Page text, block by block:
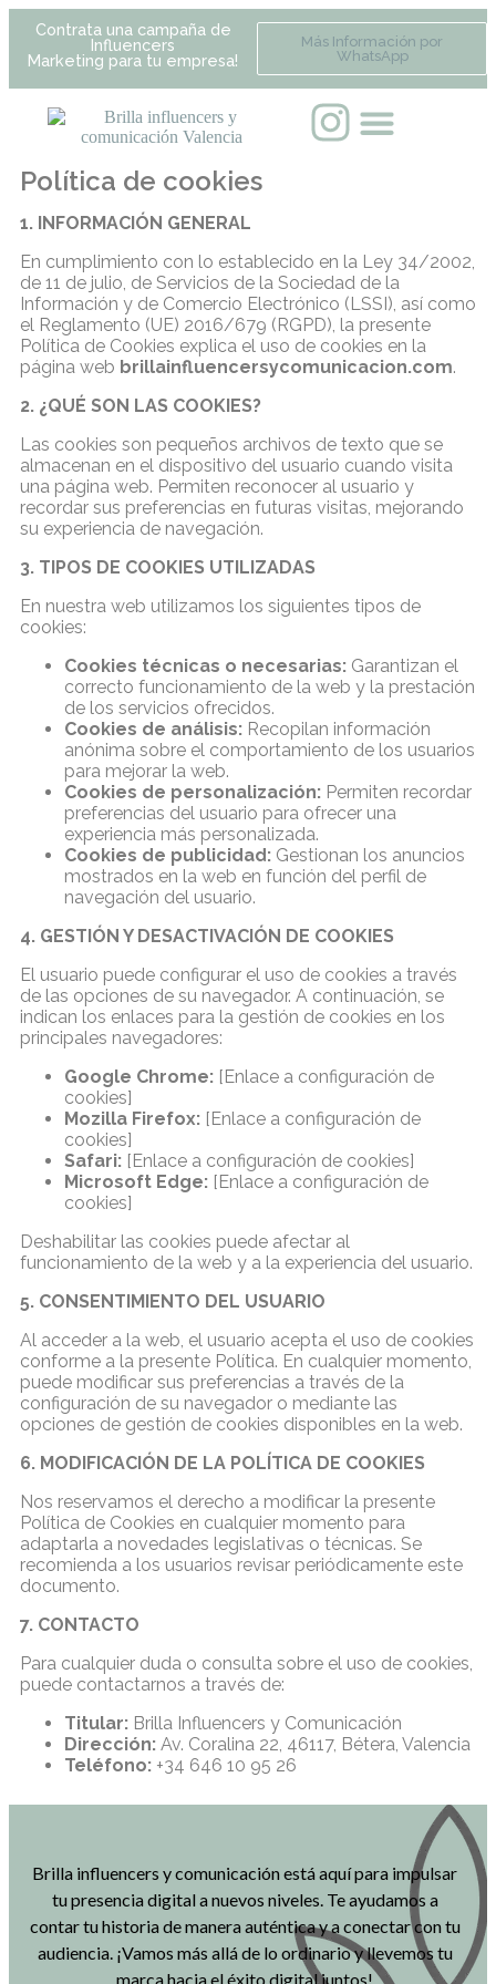
Contrata una campaña de
Influencers
Marketing para tu empresa!
Más Información por
WhatsApp
Política de cookies
1. INFORMACIÓN GENERAL
En cumplimiento con lo establecido en la Ley 34/2002,
de 11 de julio, de Servicios de la Sociedad de la
Información y de Comercio Electrónico (LSSI), así como
el Reglamento (UE) 2016/679 (RGPD), la presente
Política de Cookies explica el uso de cookies en la
página web brillainfluencersycomunicacion.com.
2. ¿QUÉ SON LAS COOKIES?
Las cookies son pequeños archivos de texto que se
almacenan en el dispositivo del usuario cuando visita
una página web. Permiten reconocer al usuario y
recordar sus preferencias en futuras visitas, mejorando
su experiencia de navegación.
3. TIPOS DE COOKIES UTILIZADAS
En nuestra web utilizamos los siguientes tipos de
cookies:
Cookies técnicas o necesarias: Garantizan el
correcto funcionamiento de la web y la prestación
de los servicios ofrecidos.
Cookies de análisis: Recopilan información
anónima sobre el comportamiento de los usuarios
para mejorar la web.
Cookies de personalización: Permiten recordar
preferencias del usuario para ofrecer una
experiencia más personalizada.
Cookies de publicidad: Gestionan los anuncios
mostrados en la web en función del perfil de
navegación del usuario.
4. GESTIÓN Y DESACTIVACIÓN DE COOKIES
El usuario puede configurar el uso de cookies a través
de las opciones de su navegador. A continuación, se
indican los enlaces para la gestión de cookies en los
principales navegadores:
Google Chrome: [Enlace a configuración de
cookies]
Mozilla Firefox: [Enlace a configuración de
cookies]
Safari: [Enlace a configuración de cookies]
Microsoft Edge: [Enlace a configuración de
cookies]
Deshabilitar las cookies puede afectar al
funcionamiento de la web y a la experiencia del usuario.
5. CONSENTIMIENTO DEL USUARIO
Al acceder a la web, el usuario acepta el uso de cookies
conforme a la presente Política. En cualquier momento,
puede modificar sus preferencias a través de la
configuración de su navegador o mediante las
opciones de gestión de cookies disponibles en la web.
6. MODIFICACIÓN DE LA POLÍTICA DE COOKIES
Nos reservamos el derecho a modificar la presente
Política de Cookies en cualquier momento para
adaptarla a novedades legislativas o técnicas. Se
recomienda a los usuarios revisar periódicamente este
documento.
7. CONTACTO
Para cualquier duda o consulta sobre el uso de cookies,
puede contactarnos a través de:
Titular: Brilla Influencers y Comunicación
Dirección: Av. Coralina 22, 46117, Bétera, Valencia
Teléfono: +34 646 10 95 26
Brilla influencers y comunicación está aquí para impulsar
tu presencia digital a nuevos niveles. Te ayudamos a
contar tu historia de manera auténtica y a conectar con tu
audiencia. ¡Vamos más allá de lo ordinario y llevemos tu
marca hacia el éxito digital juntos!